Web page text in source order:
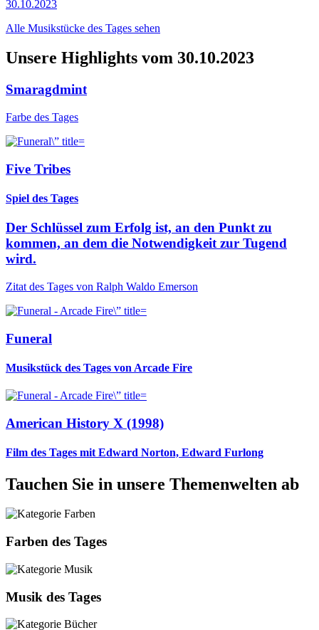
30.10.2023
Alle Musikstücke des Tages sehen
Unsere Highlights vom 30.10.2023
Smaragdmint
Farbe des Tages
Five Tribes
Spiel des Tages
Der Schlüssel zum Erfolg ist, an den Punkt zu
kommen, an dem die Notwendigkeit zur Tugend
wird.
Zitat des Tages von Ralph Waldo Emerson
Funeral
Musikstück des Tages von Arcade Fire
American History X (1998)
Film des Tages mit Edward Norton, Edward Furlong
Tauchen Sie in unsere Themenwelten ab
Farben des Tages
Musik des Tages